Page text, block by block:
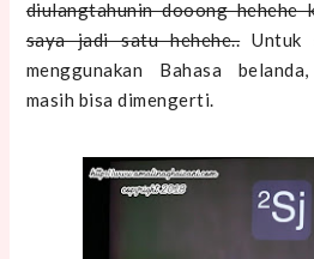
diulangtahunin dooong hehehe
saya jadi satu hehehe..Untuk
menggunakan Bahasa
masih bisa dimengerti.